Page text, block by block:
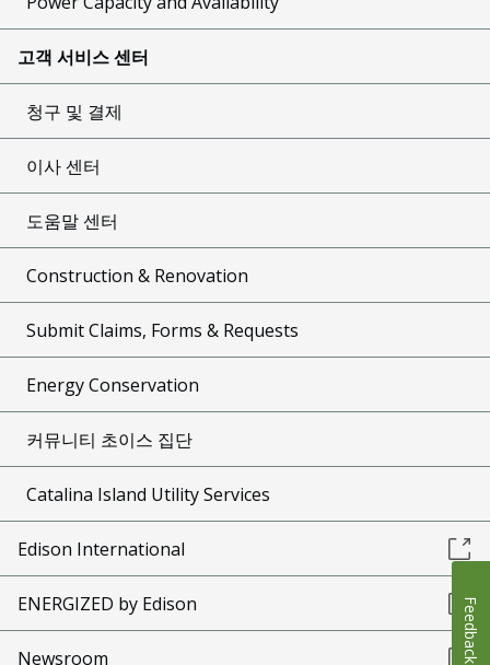
고객 서비스 센터
청구 및 결제
이사 센터
도움말 센터
Construction & Renovation
Submit Claims, Forms & Requests
Energy Conservation
커뮤니티 초이스 집단
Catalina Island Utility Services
Edison International
ENERGIZED by Edison
Newsroom Feedback